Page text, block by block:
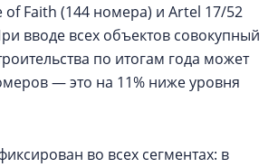
Faith (144 номера) и Artel 17/52
вводе всех объектов совокупный
по итогам года может
— это на 11% ниже уровня
во всех сегментах: в